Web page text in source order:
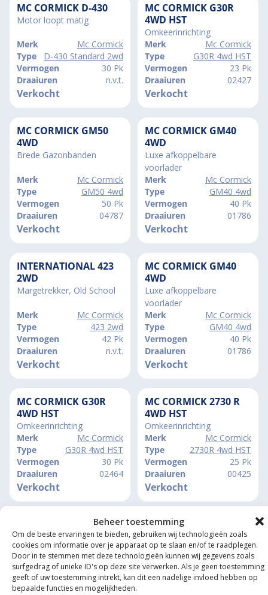
Beheer toestemming
Om de beste ervaringen te bieden, gebruiken wij technologieën zoals
cookies om informatie over je apparaat op te slaan en/of te raadplegen.
Door in te stemmen met deze technologieën kunnen wij gegevens zoals
surfgedrag of unieke ID's op deze site verwerken. Als je geen toestemming
geeft of uw toestemming intrekt, kan dit een nadelige invloed hebben op
bepaalde functies en mogelijkheden.
MC CORMICK D-430
Motor loopt matig
Merk
Mc Cormick
Type
D-430 Standard 2wd
Vermogen
30 Pk
Draaiuren
n.v.t.
Verkocht
MC CORMICK G30R
4WD HST
Omkeerinrichting
Merk
Mc Cormick
Type
G30R 4wd HST
Vermogen
23 Pk
Draaiuren
02427
Verkocht
MC CORMICK GM50
4WD
Brede Gazonbanden
Merk
Mc Cormick
Type
GM50 4wd
Vermogen
50 Pk
Draaiuren
04787
Verkocht
MC CORMICK GM40
4WD
Luxe afkoppelbare
voorlader
Merk
Mc Cormick
Type
GM40 4wd
Vermogen
40 Pk
Draaiuren
01786
Verkocht
INTERNATIONAL 423
2WD
Margetrekker, Old School
Merk
Mc Cormick
Type
423 2wd
Vermogen
42 Pk
Draaiuren
n.v.t.
Verkocht
MC CORMICK GM40
4WD
Luxe afkoppelbare
voorlader
Merk
Mc Cormick
Type
GM40 4wd
Vermogen
40 Pk
Draaiuren
01786
Verkocht
MC CORMICK G30R
4WD HST
Omkeerinrichting
Merk
Mc Cormick
Type
G30R 4wd HST
Vermogen
30 Pk
Draaiuren
02464
Verkocht
MC CORMICK 2730 R
4WD HST
Omkeerinrichting
Merk
Mc Cormick
Type
2730R 4wd HST
Vermogen
25 Pk
Draaiuren
00425
Verkocht
MC CORMICK X2.30
4WD
Fronhef + Frontaftakas
Merk
Mc Cormick
Type
X2.30 4wd
MC CORMICK 6675
ARM 4WD
Kniktrekker,
Stuurbekrachtiging
Merk
Mc Cormick